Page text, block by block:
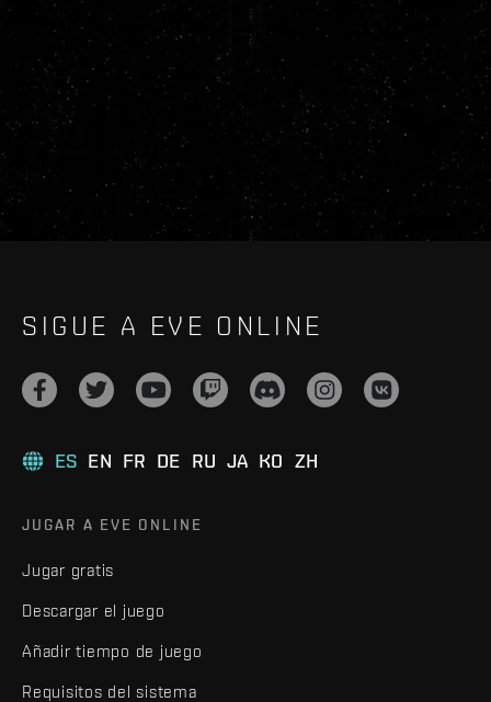
SIGUE A EVE ONLINE
ES EN FR DE RU JA KO ZH
JUGAR A EVE ONLINE
Jugar gratis
Descargar el juego
Añadir tiempo de juego
Requisitos del sistema